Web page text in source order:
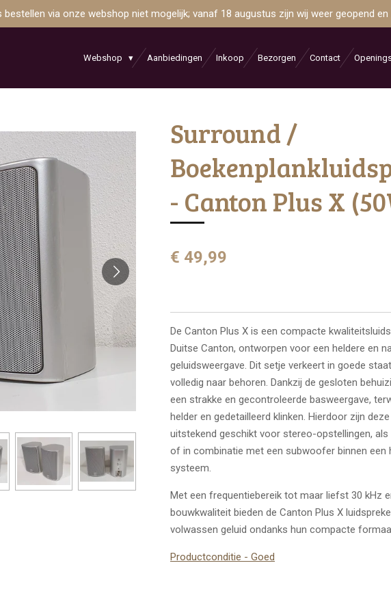
via onze webshop niet mogelijk; vanaf 18 augustus zijn wij weer geopend
Webshop Aanbiedingen Inkoop Bezorgen Contact
Surround /
- Canton Plus X
€ 49,99
De Canton Plus X is een compacte
Duitse Canton, ontworpen voor een heldere en
geluidsweergave. Dit setje verkeert in goede
volledig naar behoren. Dankzij de gesloten
een strakke en gecontroleerde basweergave,
helder en gedetailleerd klinken. Hierdoor zijn
uitstekend geschikt voor stereo-opstellingen,
of in combinatie met een subwoofer binnen een
systeem.
Met een frequentiebereik tot maar liefst 30 kHz
bouwkwaliteit bieden de Canton Plus X
volwassen geluid ondanks hun compacte
Productconditie - Goed